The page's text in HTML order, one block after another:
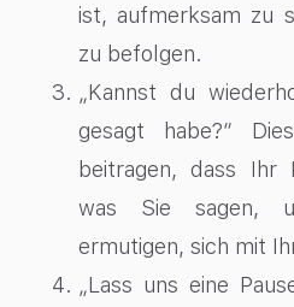
ist, aufmerksam zu
zu befolgen.
„Kannst du
gesagt habe?“
beitragen, dass Ihr
was Sie sagen,
ermutigen, sich mit
„Lass uns eine